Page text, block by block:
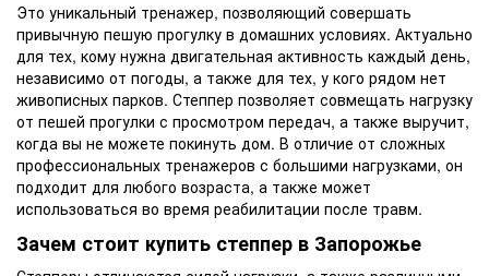
Это уникальный тренажер, позволяющий совершать
привычную пешую прогулку в домашних условиях. Актуально
для тех, кому нужна двигательная активность каждый день,
независимо от погоды, а также для тех, у кого рядом нет
живописных парков. Степпер позволяет совмещать нагрузку
от пешей прогулки с просмотром передач, а также выручит,
когда вы не можете покинуть дом. В отличие от сложных
профессиональных тренажеров с большими нагрузками, он
подходит для любого возраста, а также может
использоваться во время реабилитации после травм.
Зачем стоит купить степпер в Запорожье